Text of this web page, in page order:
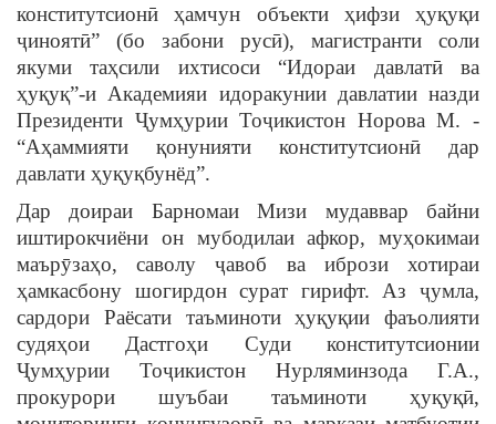
конститутсионӣ ҳамчун объекти ҳифзи ҳуқуқи
ҷиноятӣ” (бо забони русӣ), магистранти соли
якуми таҳсили ихтисоси “Идораи давлатӣ ва
ҳуқуқ”-и Академияи идоракунии давлатии назди
Президенти Ҷумҳурии Тоҷикистон Норова М. -
“Аҳаммияти қонунияти конститутсионӣ дар
давлати ҳуқуқбунёд”.
Дар доираи Барномаи Мизи мудаввар байни
иштирокчиёни он мубодилаи афкор, муҳокимаи
маърӯзаҳо, саволу ҷавоб ва ибрози хотираи
ҳамкасбону шогирдон сурат гирифт. Аз ҷумла,
сардори Раёсати таъминоти ҳуқуқии фаъолияти
судяҳои Дастгоҳи Суди конститутсионии
Ҷумҳурии Тоҷикистон Нурляминзода Г.А.,
прокурори шуъбаи таъминоти ҳуқуқӣ,